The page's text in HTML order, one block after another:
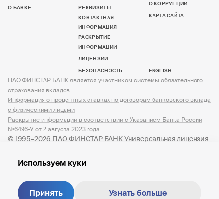
О БАНКЕ
РЕКВИЗИТЫ
КОНТАКТНАЯ
ИНФОРМАЦИЯ
РАСКРЫТИЕ
ИНФОРМАЦИИ
ЛИЦЕНЗИИ
БЕЗОПАСНОСТЬ
О КОРРУПЦИИ
КАРТА САЙТА
ENGLISH
© 1995–2026 ПАО ФИНСТАР БАНК Универсальная лицензия
ПАО ФИНСТАР БАНК является участником системы обязательного
страхования вкладов
Информация о процентных ставках по договорам банковского вклада
с физическими лицами
Раскрытие информации в соответствии с Указанием Банка России
№6496-У от 2 августа 2023 года
Используем куки
Принять Узнать больше